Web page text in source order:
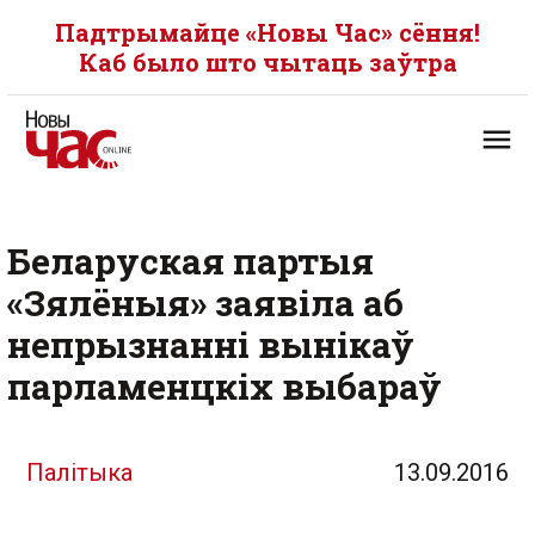
Падтрымайце «Новы Час» сёння!
Каб было што чытаць заўтра
Беларуская партыя
«Зялёныя» заявіла аб
непрызнанні вынікаў
парламенцкіх выбараў
Палітыка 13.09.2016